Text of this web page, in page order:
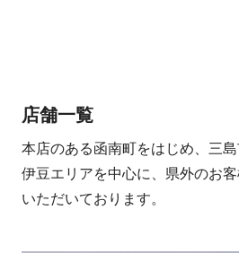
店舗一覧
本店のある函南町をはじめ、三島
伊豆エリアを中心に、県外のお
いただいております。